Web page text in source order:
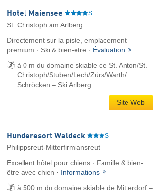
Hotel Maiensee S
St. Christoph am Arlberg
Directement sur la piste, emplacement
premium · Ski & bien-être · Évaluation
à 0 m du domaine skiable de St. Anton/​St.
Christoph/​Stuben/​Lech/​Zürs/​Warth/​
Schröcken – Ski Arlberg
Site Web
Hunderesort Waldeck S
Philippsreut-Mitterfirmiansreut
Excellent hôtel pour chiens · Famille & bien-
être avec chien · Informations
à 500 m du domaine skiable de Mitterdorf –